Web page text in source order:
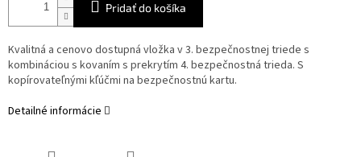
Pridať do košíka
Kvalitná a cenovo dostupná vložka v 3. bezpečnostnej triede s
kombináciou s kovaním s prekrytím 4. bezpečnostná trieda. S
kopírovateľnými kľúčmi na bezpečnostnú kartu.
Detailné informácie